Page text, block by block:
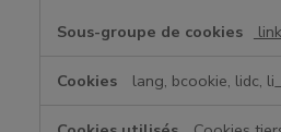
lang, bcookie, lidc,